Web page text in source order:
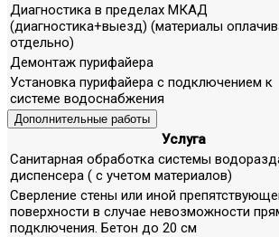
Диагностика в пределах МКАД
(диагностика+выезд) (материалы
отдельно)
Демонтаж пурифайера
Установка пурифайера с подключением к
системе водоснабжения
Дополнительные работы
Услуга
Санитарная обработка системы
диспенсера ( с учетом материалов)
Сверление стены или иной
поверхности в случае невозможности
подключения. Бетон до 20 см